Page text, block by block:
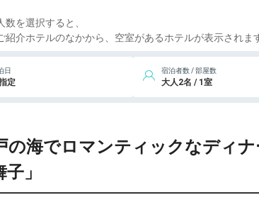
浜マリオッ
ル
荘
認定の宿
トヒルズ
no KAZE
数を選択すると、
紹介ホテルのなかから、空室があるホテルが表示されま
日
定
宿泊者数 / 部屋数
大人2名 / 1室
の海でロマンティックなディ
」